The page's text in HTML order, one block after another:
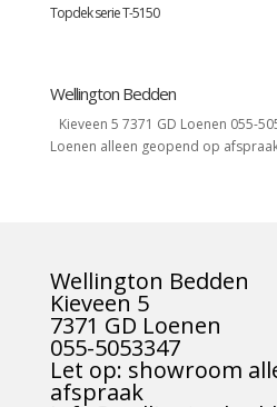
Topdek serie T-5150
Wellington Bedden
Kieveen 5 7371 GD Loenen 055-
Loenen alleen geopend op
Wellington Bedden
Kieveen 5
7371 GD Loenen
055-5053347
Let op: showroom
afspraak